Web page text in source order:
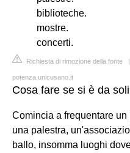
biblioteche.
mostre.
concerti.
Richiesta di rimozione della fonte
potenza.unicusano.it
Cosa fare se si è da
Comincia a frequentare
una palestra,
ballo, insomma luoghi